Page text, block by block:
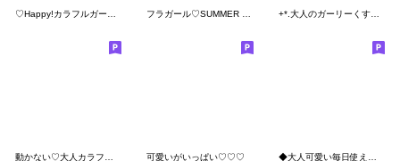
+*.大人のガーリーくすみSimple#2.*+
可愛いがいっぱい♡♡♡